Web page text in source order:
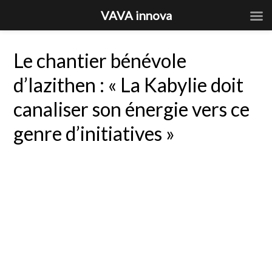
Le chantier bénévole
d’Iazithen : « La Kabylie doit
canaliser son énergie vers ce
genre d’initiatives »
VAVA innova